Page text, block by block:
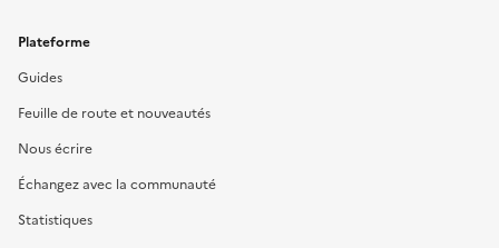
Plateforme
Guides
Feuille de route et nouveautés
Nous écrire
Échangez avec la communauté
Statistiques